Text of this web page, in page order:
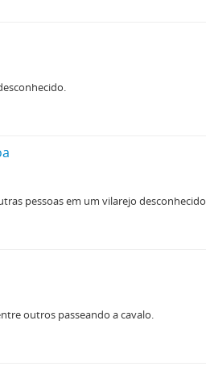
pessoas em um vilarejo desconhecido.
outros passeando a cavalo.